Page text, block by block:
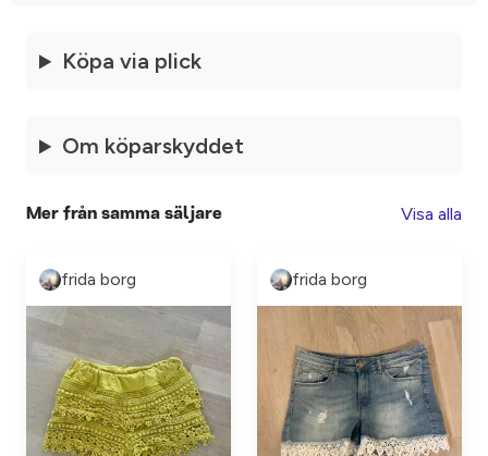
Köpa via plick
Om köparskyddet
Mer från samma säljare Visa alla
frida borg frida borg